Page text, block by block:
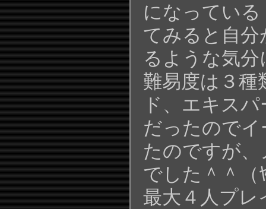
になってい
てみると自
るような気
難易度は３種
ド、エキス
だったので
たのですが
でした＾＾（
最大４人プレ